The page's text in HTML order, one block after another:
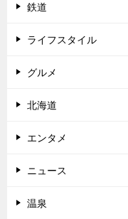
鉄道
ライフスタイル
グルメ
北海道
エンタメ
ニュース
温泉